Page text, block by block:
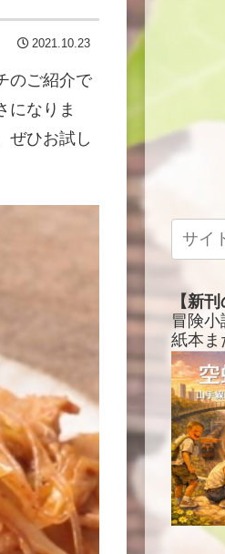
2021.10.23
のご紹介で
になりま
ぜひお試し
【新刊
冒険
紙本ま